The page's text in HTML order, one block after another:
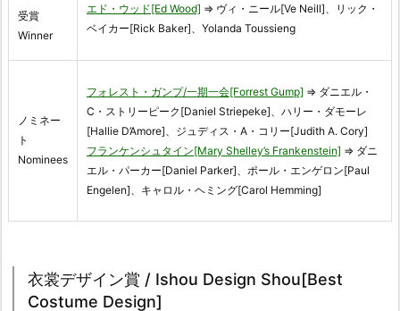
受賞
Winner
エド・ウッド[Ed Wood] ⇒ ヴィ・ニール[Ve Neill]、リック・
ベイカー[Rick Baker]、Yolanda Toussieng
ノミネー
ト
Nominees
フォレスト・ガンプ/一期一会[Forrest Gump] ⇒ ダニエル・
C・ストリーピーク[Daniel Striepeke]、ハリー・ダモーレ
[Hallie D’Amore]、ジュディス・A・コリー[Judith A. Cory]
フランケンシュタイン[Mary Shelley’s Frankenstein] ⇒ ダニ
エル・パーカー[Daniel Parker]、ポール・エンゲロン[Paul
Engelen]、キャロル・ヘミング[Carol Hemming]
衣裳デザイン賞 / Ishou Design Shou[Best
Costume Design]